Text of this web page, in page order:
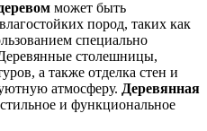
может быть
пород, таких как
специально
столешницы,
а также отделка стен и
атмосферу. Деревянная
и функциональное